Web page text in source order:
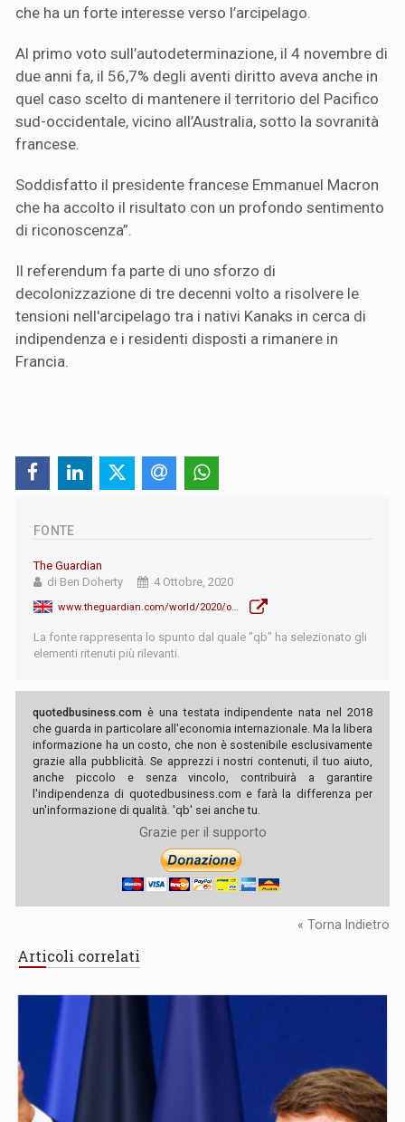
che ha un forte interesse verso l’arcipelago.
Al primo voto sull’autodeterminazione, il 4 novembre di
due anni fa, il 56,7% degli aventi diritto aveva anche in
quel caso scelto di mantenere il territorio del Pacifico
sud-occidentale, vicino all’Australia, sotto la sovranità
francese.
Soddisfatto il presidente francese Emmanuel Macron
che ha accolto il risultato con un profondo sentimento
di riconoscenza”.
Il referendum fa parte di uno sforzo di
decolonizzazione di tre decenni volto a risolvere le
tensioni nell'arcipelago tra i nativi Kanaks in cerca di
indipendenza e i residenti disposti a rimanere in
Francia.
FONTE
The Guardian
di Ben Doherty
4 Ottobre, 2020
La fonte rappresenta lo spunto dal quale "qb" ha selezionato gli
elementi ritenuti più rilevanti.
quotedbusiness.com è una testata indipendente nata nel 2018
che guarda in particolare all'economia internazionale. Ma la libera
informazione ha un costo, che non è sostenibile esclusivamente
grazie alla pubblicità. Se apprezzi i nostri contenuti, il tuo aiuto,
anche piccolo e senza vincolo, contribuirà a garantire
l'indipendenza di quotedbusiness.com e farà la differenza per
un'informazione di qualità. 'qb' sei anche tu.
Grazie per il supporto
« Torna Indietro
Articoli correlati